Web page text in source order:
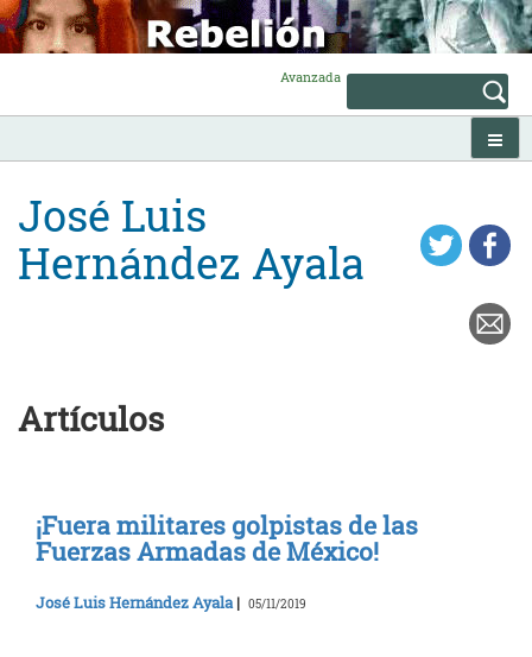
Skip
to
content
Avanzada
José Luis
Hernández Ayala
Artículos
¡Fuera militares golpistas de las
Fuerzas Armadas de México!
José Luis Hernández Ayala | 05/11/2019